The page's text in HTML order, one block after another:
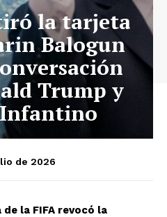
la tarjeta
Balogun
Trump y
de 2026
la FIFA revocó la